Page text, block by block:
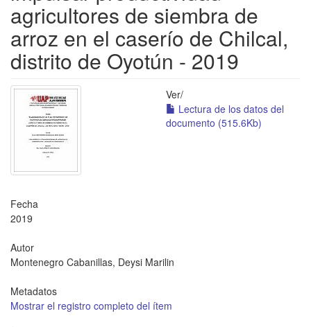
agricultores de siembra de
arroz en el caserío de Chilcal,
distrito de Oyotún - 2019
Ver/
Lectura de los datos del
documento (515.6Kb)
Fecha
2019
Autor
Montenegro Cabanillas, Deysi Marilin
Metadatos
Mostrar el registro completo del ítem